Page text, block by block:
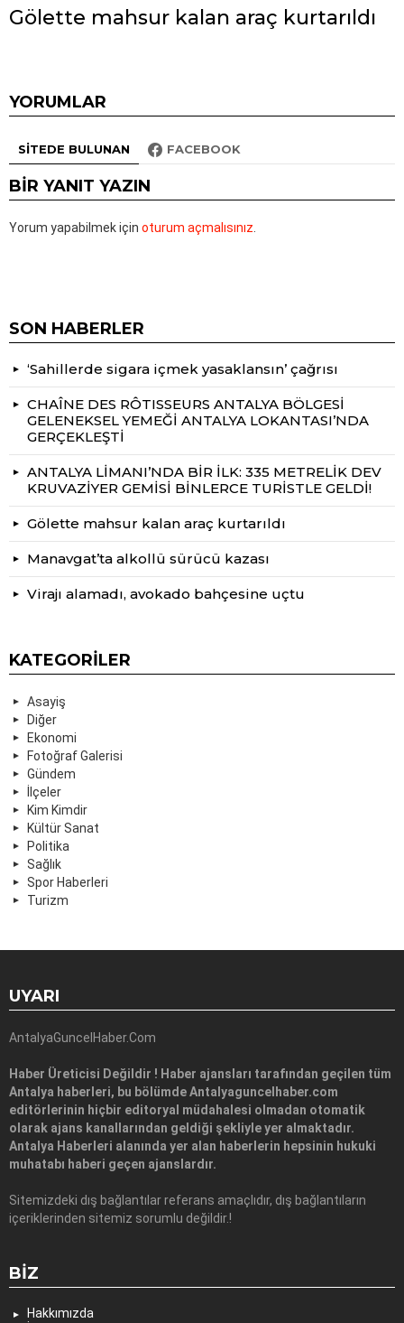
Gölette mahsur kalan araç kurtarıldı
YORUMLAR
SITEDE BULUNAN FACEBOOK
BIR YANIT YAZIN
Yorum yapabilmek için oturum açmalısınız
SON HABERLER
‘Sahillerde sigara içmek yasaklansın’ çağrısı
CHAÎNE DES RÔTISSEURS ANTALYA BÖLGESİ
GELENEKSEL YEMEĞİ ANTALYA LOKANTASI’NDA
GERÇEKLEŞTİ
ANTALYA LİMANI’NDA BİR İLK: 335 METRELİK DEV
KRUVAZİYER GEMİSİ BİNLERCE TURİSTLE GELDİ!
Gölette mahsur kalan araç kurtarıldı
Manavgat’ta alkollü sürücü kazası
Virajı alamadı, avokado bahçesine uçtu
KATEGORILER
Asayiş
Diğer
Ekonomi
Fotoğraf Galerisi
Gündem
İlçeler
Kim Kimdir
Kültür Sanat
Politika
Sağlık
Spor Haberleri
Turizm
UYARI
AntalyaGuncelHaber.Com
Haber Üreticisi Değildir ! Haber ajansları tarafından geçilen tüm
Antalya haberleri, bu bölümde Antalyaguncelhaber.com
editörlerinin hiçbir editoryal müdahalesi olmadan otomatik
olarak ajans kanallarından geldiği şekliyle yer almaktadır.
Antalya Haberleri alanında yer alan haberlerin hepsinin hukuki
muhatabı haberi geçen ajanslardır.
Sitemizdeki dış bağlantılar referans amaçlıdır, dış bağlantıların
içeriklerinden sitemiz sorumlu değildir.!
BIZ
Hakkımızda